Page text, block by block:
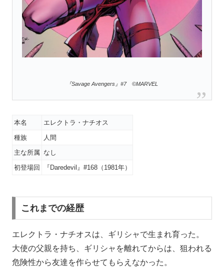
『Savage Avengers』#7 ©MARVEL
本名
エレクトラ・ナチオス
種族
人間
主な所属 なし
初登場回
『Daredevil』#168（1981年）
これまでの経歴
エレクトラ・ナチオスは、ギリシャで生まれ育った。
大使の父親を持ち、ギリシャを離れてからは、狙われる
危険性から友達を作らせてもらえなかった。